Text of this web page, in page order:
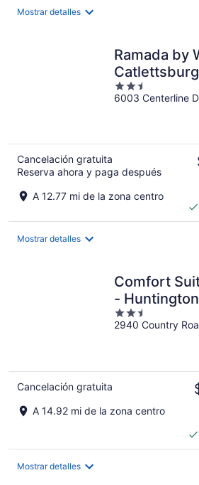
Mostrar detalles
Ramada by
2.5
out
6003 Centerline
Cancelación gratuita
Reserva ahora y paga después
A 12.77 mi de la zona centro
Mostrar detalles
Comfort
- Huntington
2.5
out
2940 Country
Cancelación gratuita
A 14.92 mi de la zona centro
Mostrar detalles